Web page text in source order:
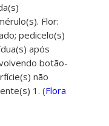
Flor:
pedicelo(s)
após
botão-
não
1. (Flora